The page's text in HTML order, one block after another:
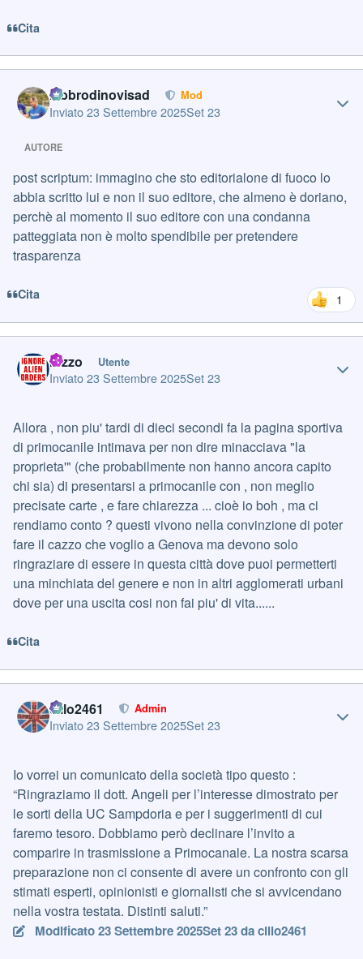
Cita
labbrodinovisad Mod
Inviato23 Settembre 2025Set 23
AUTORE
post scriptum: immagino che sto editorialone di fuoco lo
abbia scritto lui e non il suo editore, che almeno è doriano,
perchè al momento il suo editore con una condanna
patteggiata non è molto spendibile per pretendere
trasparenza
Cita 1
razzo Utente
Inviato23 Settembre 2025Set 23
Allora , non piu' tardi di dieci secondi fa la pagina sportiva
di primocanile intimava per non dire minacciava "la
proprieta'" (che probabilmente non hanno ancora capito
chi sia) di presentarsi a primocanile con , non meglio
precisate carte , e fare chiarezza ... cioè io boh , ma ci
rendiamo conto ? questi vivono nella convinzione di poter
fare il cazzo che voglio a Genova ma devono solo
ringraziare di essere in questa città dove puoi permetterti
una minchiata del genere e non in altri agglomerati urbani
dove per una uscita cosi non fai piu' di vita......
Cita
cillo2461 Admin
Inviato23 Settembre 2025Set 23
Io vorrei un comunicato della società tipo questo :
“Ringraziamo il dott. Angeli per l’interesse dimostrato per
le sorti della UC Sampdoria e per i suggerimenti di cui
faremo tesoro. Dobbiamo però declinare l’invito a
comparire in trasmissione a Primocanale. La nostra scarsa
preparazione non ci consente di avere un confronto con gli
stimati esperti, opinionisti e giornalisti che si avvicendano
nella vostra testata. Distinti saluti.”
Modificato23 Settembre 2025Set 23da cillo2461